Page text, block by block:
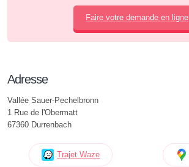
Faire votre demande en ligne
Adresse
Vallée Sauer-Pechelbronn
1 Rue de l'Obermatt
67360 Durrenbach
Trajet Waze